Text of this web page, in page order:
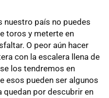
nuestro país no puedes
toros y meterte en
O peor aún hacer
con la escalera llena de
los tendremos en
esos pueden ser algunos
quedan por descubrir en